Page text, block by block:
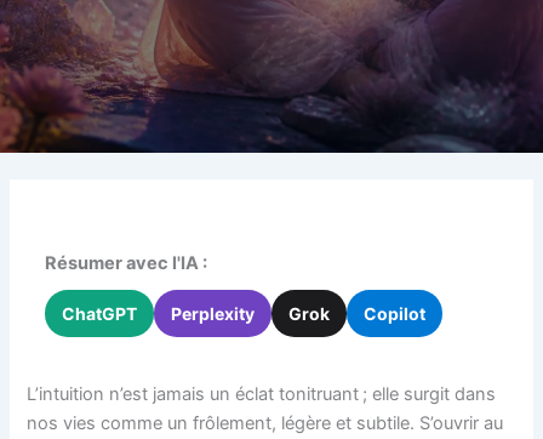
Résumer avec l'IA :
ChatGPT Perplexity Grok Copilot
L’intuition n’est jamais un éclat tonitruant ; elle surgit dans
nos vies comme un frôlement, légère et subtile. S’ouvrir au